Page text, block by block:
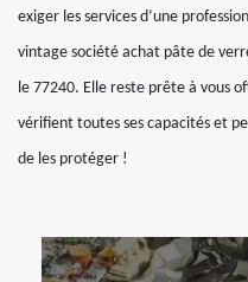
exiger les services d’une
vintage société achat pâte de
le 77240. Elle reste prête à vous
vérifient toutes ses capacités et
de les protéger !